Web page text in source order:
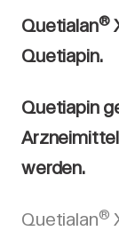
Quetialan®
Quetiapin.
Quetiapin
werden.
Quetialan®